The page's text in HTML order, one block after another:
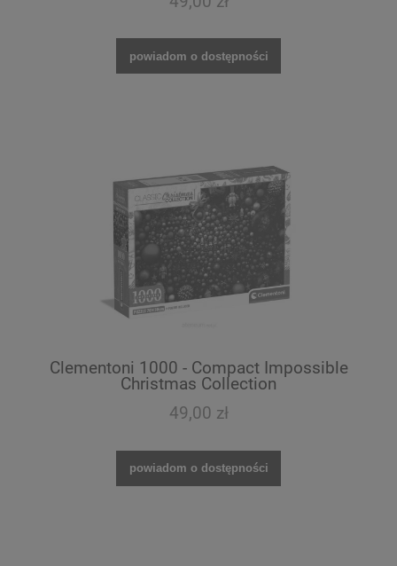
powiadom o dostępności
Clementoni 1000 - Compact Impossible
Christmas Collection
49,00 zł
powiadom o dostępności